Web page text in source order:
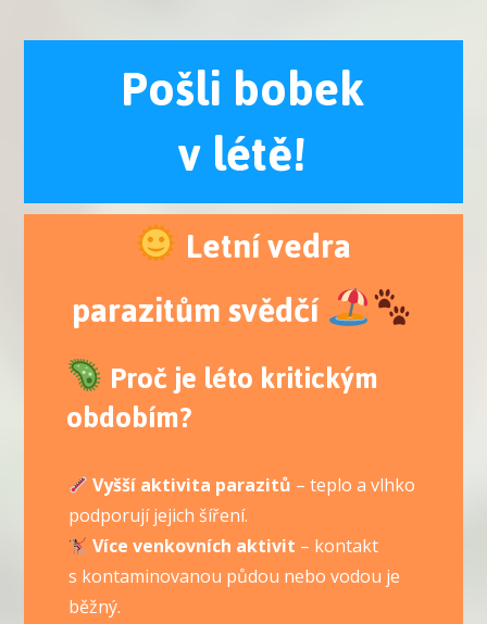
Pošli bobek
v létě!
Letní vedra
parazitům svědčí
Proč je léto kritickým
obdobím?
Vyšší aktivita parazitů – teplo a vlhko
podporují jejich šíření.
Více venkovních aktivit – kontakt
s kontaminovanou půdou nebo vodou je
běžný.